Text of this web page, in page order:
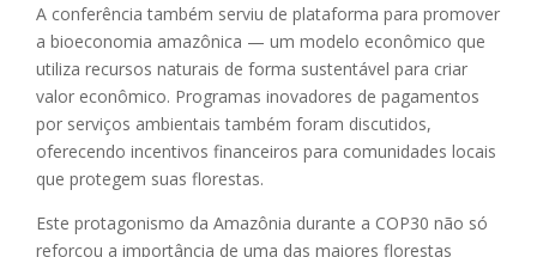
A conferência também serviu de plataforma para promover
a bioeconomia amazônica — um modelo econômico que
utiliza recursos naturais de forma sustentável para criar
valor econômico. Programas inovadores de pagamentos
por serviços ambientais também foram discutidos,
oferecendo incentivos financeiros para comunidades locais
que protegem suas florestas.
Este protagonismo da Amazônia durante a COP30 não só
reforçou a importância de uma das maiores florestas